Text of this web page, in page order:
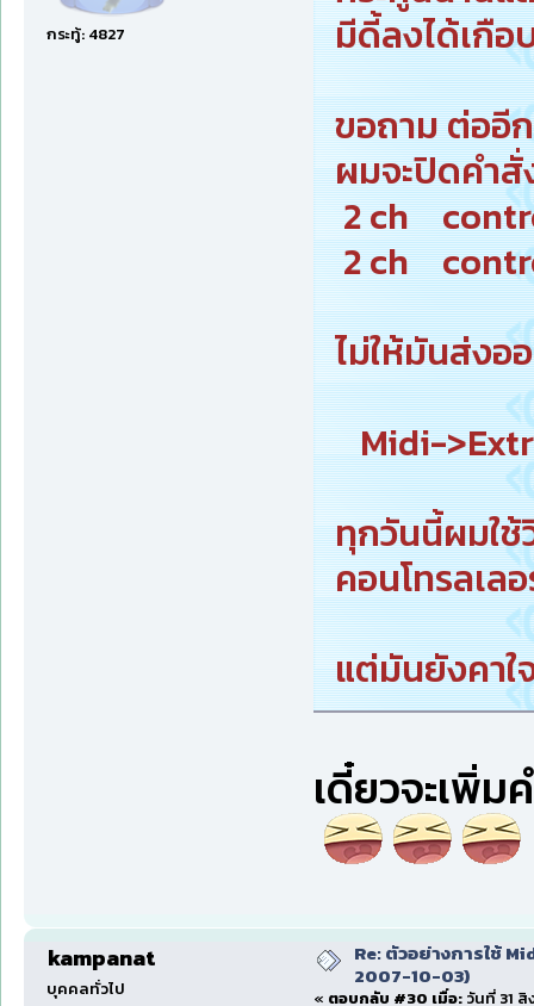
กระทู้: 4827
มีดี้ลงได้เกือ
ขอถาม ต่ออี
ผมจะปิดคำสั่
2 ch
2 ch
ไม่ให้มันส่ง
Midi-
ทุกวันนี้ผมใช้
คอนโทรลเล
แต่มันยังคาใ
เดี๋ยวจะเพิ่ม
kampanat
บุคคลทั่วไป
Re: ตัวอย่างการใช้
2007-10-03)
« ตอบกลับ #30 เมื่อ: วันที่ 31 สิ